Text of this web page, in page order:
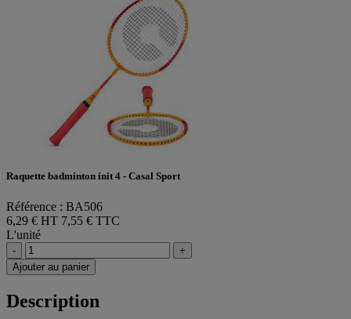
Raquette badminton init 4 - Casal Sport
Référence : BA506
6,29 € HT 7,55 € TTC
L'unité
-
+
Ajouter au panier
Description